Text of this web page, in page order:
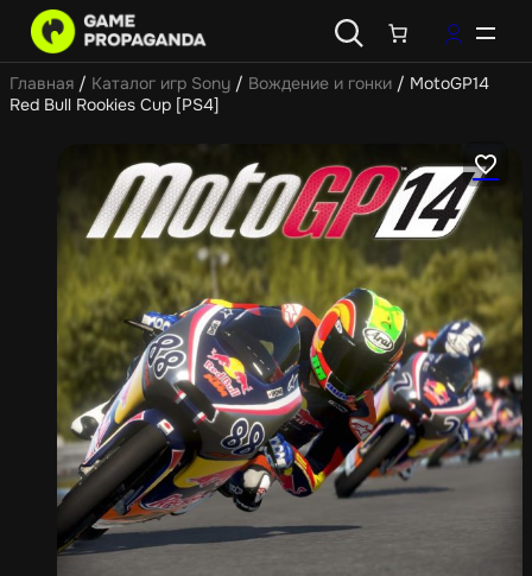
Главная / Каталог игр Sony / Вождение и гонки / MotoGP14
Red Bull Rookies Cup [PS4]